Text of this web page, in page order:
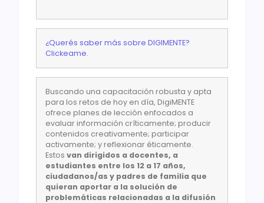
¿Querés saber más sobre DIGIMENTE?
Clickeame.
Buscando una capacitación robusta y apta
para los retos de hoy en día, DigiMENTE
ofrece planes de lección enfocados a
evaluar información críticamente; producir
contenidos creativamente; participar
activamente; y reflexionar éticamente.
Estos van dirigidos a docentes, a
estudiantes entre los 12 a 17 años,
ciudadanos/as y padres de familia que
quieran aportar a la solución de
problemáticas relacionadas a la difusión